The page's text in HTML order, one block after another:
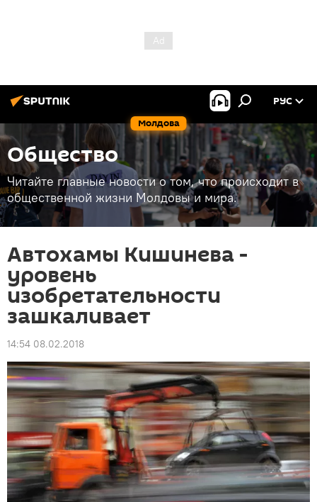
Молдова
РУС
Общество
Читайте главные новости о том, что происходит в
общественной жизни Молдовы и мира.
Автохамы Кишинева -
уровень
изобретательности
зашкаливает
14:54 08.02.2018